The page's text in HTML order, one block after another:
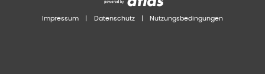
Impressum Datenschutz Nutzungsbedingungen